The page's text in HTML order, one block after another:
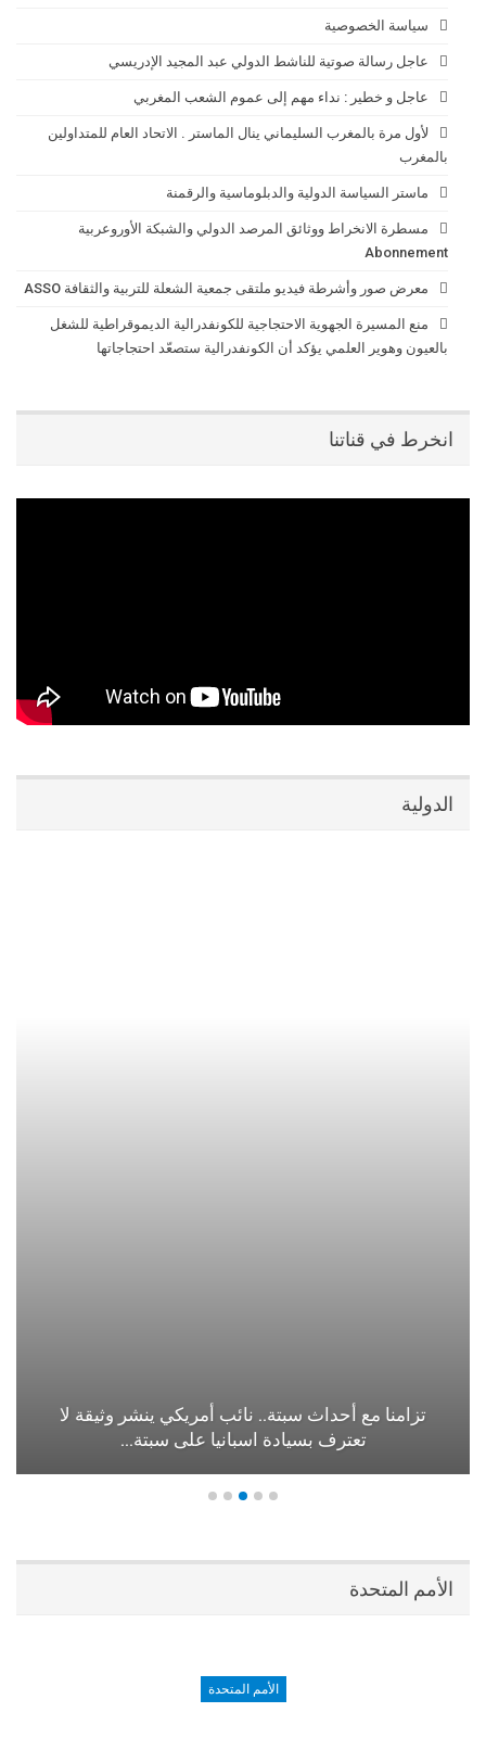
سياسة الخصوصية
عاجل رسالة صوتية للناشط الدولي عبد المجيد الإدريسي
عاجل و خطير : نداء مهم إلى عموم الشعب المغربي
لأول مرة بالمغرب السليماني ينال الماستر . الاتحاد العام للمتداولين
بالمغرب
ماستر السياسة الدولية والدبلوماسية والرقمنة
مسطرة الانخراط ووثائق المرصد الدولي والشبكة الأوروعربية
Abonnement
معرض صور وأشرطة فيديو ملتقى جمعية الشعلة للتربية والثقافة ASSO
منع المسيرة الجهوية الاحتجاجية للكونفدرالية الديموقراطية للشغل
بالعيون وهوير العلمي يؤكد أن الكونفدرالية ستصعّد احتجاجاتها
انخرط في قناتنا
الدولية
تزامنا مع أحداث سبتة.. نائب أمريكي ينشر وثيقة لا
تعترف بسيادة اسبانيا على سبتة…
الأمم المتحدة
الأمم المتحدة